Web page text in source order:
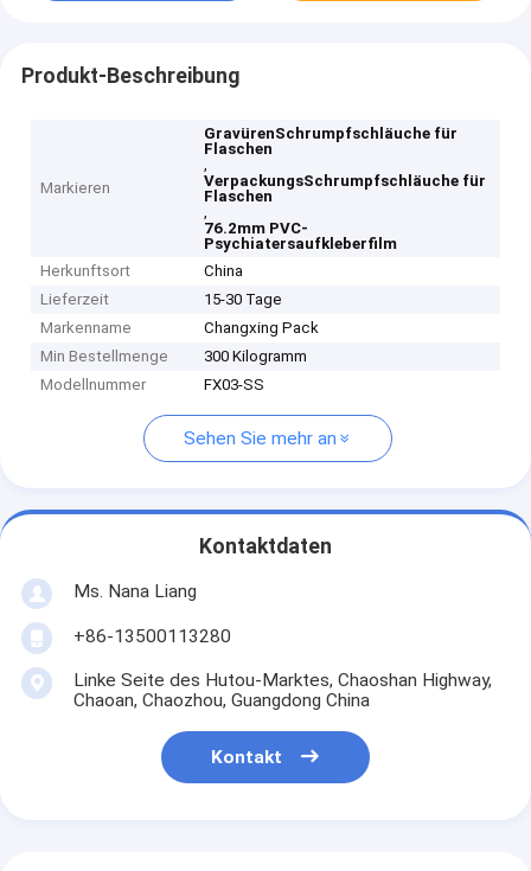
Produkt-Beschreibung
Markieren
GravürenSchrumpfschläuche für
Flaschen
,
VerpackungsSchrumpfschläuche für
Flaschen
,
76.2mm PVC-
Psychiatersaufkleberfilm
Herkunftsort
China
Lieferzeit
15-30 Tage
Markenname
Changxing Pack
Min Bestellmenge
300 Kilogramm
Modellnummer
FX03-SS
Sehen Sie mehr an
Kontaktdaten
Ms. Nana Liang
+86-13500113280
Linke Seite des Hutou-Marktes, Chaoshan Highway,
Chaoan, Chaozhou, Guangdong China
Kontakt